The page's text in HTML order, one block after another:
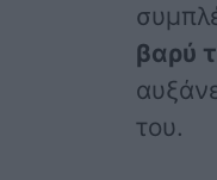
βαρύ
του.